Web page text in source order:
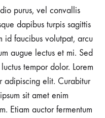
purus, vel convallis
dapibus turpis sagittis
id faucibus volutpat, arcu
augue lectus et mi. Sed
tempor dolor. Lorem
adipiscing elit. Curabitur
sit amet enim
Etiam auctor fermentum